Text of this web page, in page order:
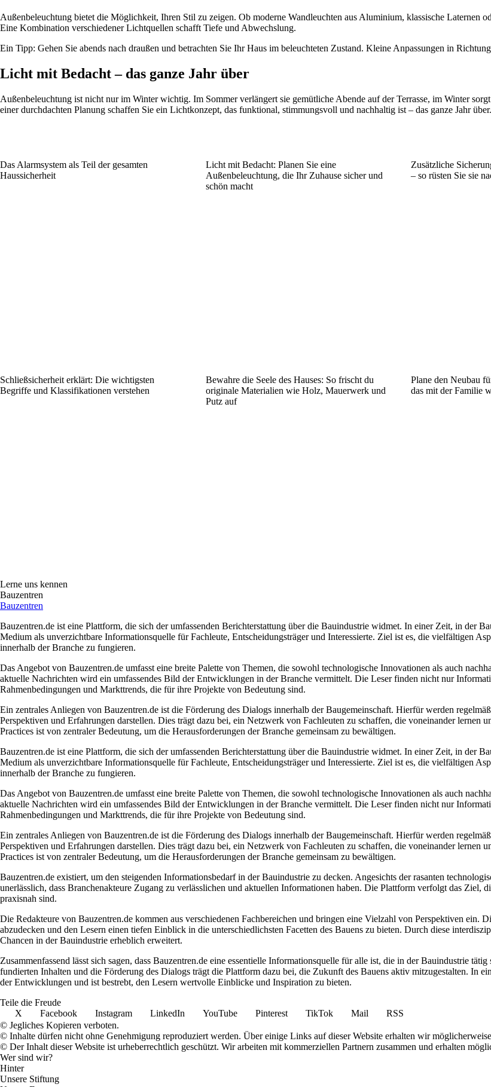
Außenbeleuchtung bietet die Möglichkeit, Ihren Stil zu zeigen. Ob moderne Wandleuchten aus Aluminium, klassische Laternen
Eine Kombination verschiedener Lichtquellen schafft Tiefe und Abwechslung.
Ein Tipp: Gehen Sie abends nach draußen und betrachten Sie Ihr Haus im beleuchteten Zustand. Kleine Anpassungen in
Licht mit Bedacht – das ganze Jahr über
Außenbeleuchtung ist nicht nur im Winter wichtig. Im Sommer verlängert sie gemütliche Abende auf der Terrasse, im Winter
einer durchdachten Planung schaffen Sie ein Lichtkonzept, das funktional, stimmungsvoll und nachhaltig ist – das ganze Jahr über.
Das Alarmsystem als Teil der gesamten
Haussicherheit
Licht mit Bedacht: Planen Sie eine
Außenbeleuchtung, die Ihr Zuhause sicher und
schön macht
Zusätzliche
– so rüsten Sie sie
Schließsicherheit erklärt: Die wichtigsten
Begriffe und Klassifikationen verstehen
Bewahre die Seele des Hauses: So frischt du
originale Materialien wie Holz, Mauerwerk und
Putz auf
Plane den Neubau
das mit der Familie
Lerne uns kennen
Bauzentren
Bauzentren
Bauzentren.de ist eine Plattform, die sich der umfassenden Berichterstattung über die Bauindustrie widmet. In einer Zeit, in der
Medium als unverzichtbare Informationsquelle für Fachleute, Entscheidungsträger und Interessierte. Ziel ist es, die vielfältigen
innerhalb der Branche zu fungieren.
Das Angebot von Bauzentren.de umfasst eine breite Palette von Themen, die sowohl technologische Innovationen als auch
aktuelle Nachrichten wird ein umfassendes Bild der Entwicklungen in der Branche vermittelt. Die Leser finden nicht nur
Rahmenbedingungen und Markttrends, die für ihre Projekte von Bedeutung sind.
Ein zentrales Anliegen von Bauzentren.de ist die Förderung des Dialogs innerhalb der Baugemeinschaft. Hierfür werden
Perspektiven und Erfahrungen darstellen. Dies trägt dazu bei, ein Netzwerk von Fachleuten zu schaffen, die voneinander lernen
Practices ist von zentraler Bedeutung, um die Herausforderungen der Branche gemeinsam zu bewältigen.
Bauzentren.de ist eine Plattform, die sich der umfassenden Berichterstattung über die Bauindustrie widmet. In einer Zeit, in der
Medium als unverzichtbare Informationsquelle für Fachleute, Entscheidungsträger und Interessierte. Ziel ist es, die vielfältigen
innerhalb der Branche zu fungieren.
Das Angebot von Bauzentren.de umfasst eine breite Palette von Themen, die sowohl technologische Innovationen als auch
aktuelle Nachrichten wird ein umfassendes Bild der Entwicklungen in der Branche vermittelt. Die Leser finden nicht nur
Rahmenbedingungen und Markttrends, die für ihre Projekte von Bedeutung sind.
Ein zentrales Anliegen von Bauzentren.de ist die Förderung des Dialogs innerhalb der Baugemeinschaft. Hierfür werden
Perspektiven und Erfahrungen darstellen. Dies trägt dazu bei, ein Netzwerk von Fachleuten zu schaffen, die voneinander lernen
Practices ist von zentraler Bedeutung, um die Herausforderungen der Branche gemeinsam zu bewältigen.
Bauzentren.de existiert, um den steigenden Informationsbedarf in der Bauindustrie zu decken. Angesichts der rasanten
unerlässlich, dass Branchenakteure Zugang zu verlässlichen und aktuellen Informationen haben. Die Plattform verfolgt das
praxisnah sind.
Die Redakteure von Bauzentren.de kommen aus verschiedenen Fachbereichen und bringen eine Vielzahl von Perspektiven ein.
abzudecken und den Lesern einen tiefen Einblick in die unterschiedlichsten Facetten des Bauens zu bieten. Durch diese
Chancen in der Bauindustrie erheblich erweitert.
Zusammenfassend lässt sich sagen, dass Bauzentren.de eine essentielle Informationsquelle für alle ist, die in der Bauindustrie
fundierten Inhalten und die Förderung des Dialogs trägt die Plattform dazu bei, die Zukunft des Bauens aktiv mitzugestalten. In
der Entwicklungen und ist bestrebt, den Lesern wertvolle Einblicke und Inspiration zu bieten.
Teile die Freude
X
Facebook Instagram LinkedIn YouTube Pinterest TikTok Mail
RSS
© Jegliches Kopieren verboten.
© Inhalte dürfen nicht ohne Genehmigung reproduziert werden. Über einige Links auf dieser Website erhalten wir
© Der Inhalt dieser Website ist urheberrechtlich geschützt. Wir arbeiten mit kommerziellen Partnern zusammen und erhalten
Wer sind wir?
Hinter
Unsere Stiftung